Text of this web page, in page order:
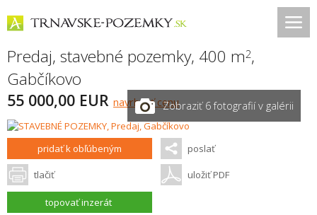
Predaj, stavebné pozemky, 400 m2,
Gabčíkovo
55 000,00 EUR navrhnúť cenuZobraziť 6 fotografií v galérii
pridať k obľúbeným poslať
tlačiť uložiť PDF
topovať inzerát